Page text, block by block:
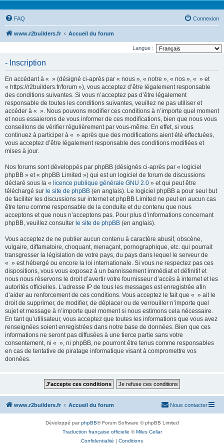
FAQ Connexion
www.r2builders.fr Accueil du forum
Langue :
- Inscription
En accédant à « » (désigné ci-après par « nous », « notre », « nos », « » et
« https://r2builders.fr/forum »), vous acceptez d’être légalement responsable
des conditions suivantes. Si vous n’acceptez pas d’être légalement
responsable de toutes les conditions suivantes, veuillez ne pas utiliser et
accéder à « ». Nous pouvons modifier ces conditions à n’importe quel moment
et nous essaierons de vous informer de ces modifications, bien que nous vous
conseillons de vérifier régulièrement par vous-même. En effet, si vous
continuez à participer à « » après que des modifications aient été effectuées,
vous acceptez d’être légalement responsable des conditions modifiées et
mises à jour.
Nos forums sont développés par phpBB (désignés ci-après par « logiciel
phpBB » et « phpBB Limited ») qui est un logiciel de forum de discussions
déclaré sous la « licence publique générale GNU 2.0 » et qui peut être
téléchargé sur le site de phpBB (en anglais). Le logiciel phpBB a pour seul but
de faciliter les discussions sur internet et phpBB Limited ne peut en aucun cas
être tenu comme responsable de la conduite et du contenu que nous
acceptons et que nous n’acceptons pas. Pour plus d’informations concernant
phpBB, veuillez consulter le site de phpBB (en anglais).
Vous acceptez de ne publier aucun contenu à caractère abusif, obscène,
vulgaire, diffamatoire, choquant, menaçant, pornographique, etc. qui pourrait
transgresser la législation de votre pays, du pays dans lequel le serveur de
« » est hébergé ou encore la loi internationale. Si vous ne respectez pas ces
dispositions, vous vous exposez à un bannissement immédiat et définitif et
nous nous réservons le droit d’avertir votre fournisseur d’accès à internet et les
autorités officielles. L’adresse IP de tous les messages est enregistrée afin
d’aider au renforcement de ces conditions. Vous acceptez le fait que « » ait le
droit de supprimer, de modifier, de déplacer ou de verrouiller n’importe quel
sujet et message à n’importe quel moment si nous estimons cela nécessaire.
En tant qu’utilisateur, vous acceptez que toutes les informations que vous avez
renseignées soient enregistrées dans notre base de données. Bien que ces
informations ne seront pas diffusées à une tierce partie sans votre
consentement, ni « », ni phpBB, ne pourront être tenus comme responsables
en cas de tentative de piratage informatique visant à compromettre vos
données.
www.r2builders.fr Accueil du forum Nous contacter
Développé parphpBB® Forum Software © phpBB Limited
Traduction française officielle ©Miles Cellar
Confidentialité | Conditions